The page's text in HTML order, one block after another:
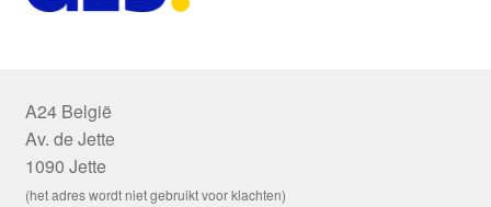
A24 België
Av. de Jette
1090 Jette
(het adres wordt niet gebruikt voor klachten)